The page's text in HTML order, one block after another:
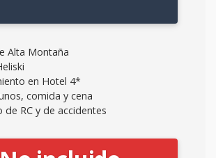
Alta Montaña
en Hotel 4*
comida y cena
de RC y de accidentes